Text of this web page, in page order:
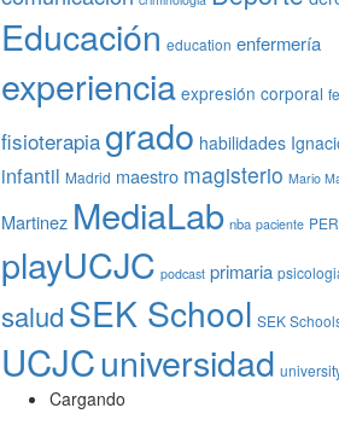
Educación education enfermería
experiencia expresión corporal
fisioterapiagrado habilidades
infantil Madrid maestro magisterio Mario
Martinez MediaLab nba paciente
playUCJC podcast primaria
saludSEK School SEK
UCJCuniversidad
Cargando